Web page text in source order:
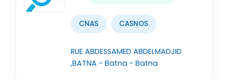
CNAS CASNOS
RUE ABDESSAMED ABDELMADJID
,BATNA - Batna - Batna